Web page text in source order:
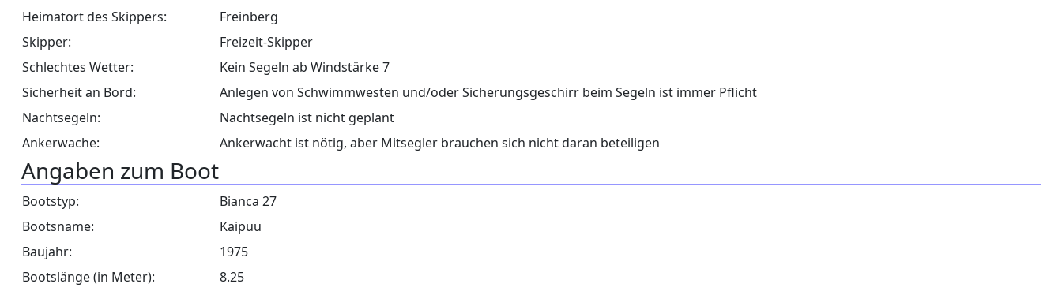
Heimatort des Skippers:
Freinberg
Skipper:
Freizeit-Skipper
Schlechtes Wetter:
Kein Segeln ab Windstärke 7
Sicherheit an Bord:
Anlegen von Schwimmwesten und/oder Sicherungsgeschirr beim Segeln ist immer Pflicht
Nachtsegeln:
Nachtsegeln ist nicht geplant
Ankerwache:
Ankerwacht ist nötig, aber Mitsegler brauchen sich nicht daran beteiligen
Angaben zum Boot
Bootstyp:
Bianca 27
Bootsname:
Kaipuu
Baujahr:
1975
Bootslänge (in Meter):
8.25